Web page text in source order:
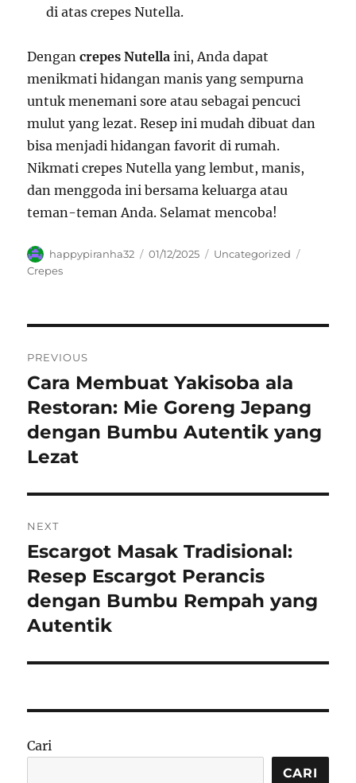
di atas crepes Nutella.
Dengancrepes Nutella ini, Anda dapat
menikmati hidangan manis yang sempurna
untuk menemani sore atau sebagai pencuci
mulut yang lezat. Resep ini mudah dibuat dan
bisa menjadi hidangan favorit di rumah.
Nikmati crepes Nutella yang lembut, manis,
dan menggoda ini bersama keluarga atau
teman-teman Anda. Selamat mencoba!
Author
happypiranha32
Posted
01/12/2025 Categories
Uncategorized
Crepes
pos
PREVIOUS
Previous
post:
Cara Membuat Yakisoba ala
Restoran: Mie Goreng Jepang
dengan Bumbu Autentik yang
Lezat
NEXT
Next
post:
Escargot Masak Tradisional:
Resep Escargot Perancis
dengan Bumbu Rempah yang
Autentik
Cari
CARI